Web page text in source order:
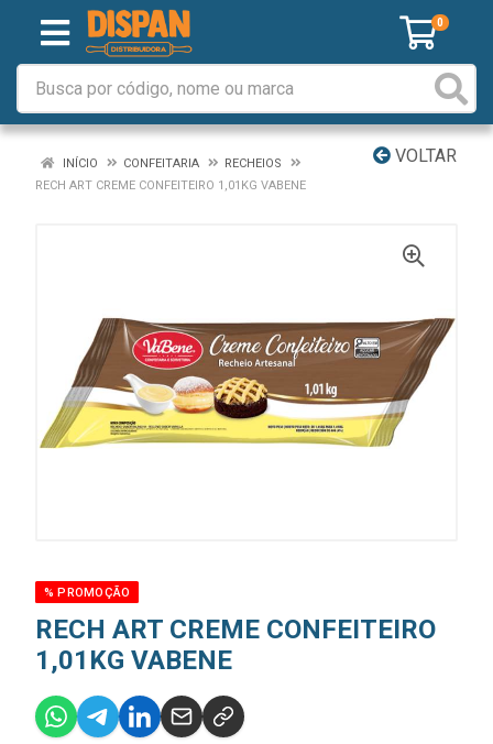
0
VOLTAR
INÍCIO CONFEITARIA
RECHEIOS
RECH ART CREME CONFEITEIRO 1,01KG VABENE
% PROMOÇÃO
RECH ART CREME CONFEITEIRO
1,01KG VABENE